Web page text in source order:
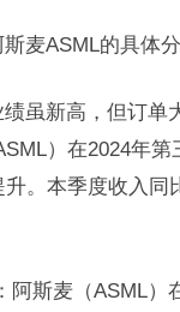
麦ASML的具体分
虽新高，但订单
）在2024年
。本季度收入
阿斯麦（ASML）